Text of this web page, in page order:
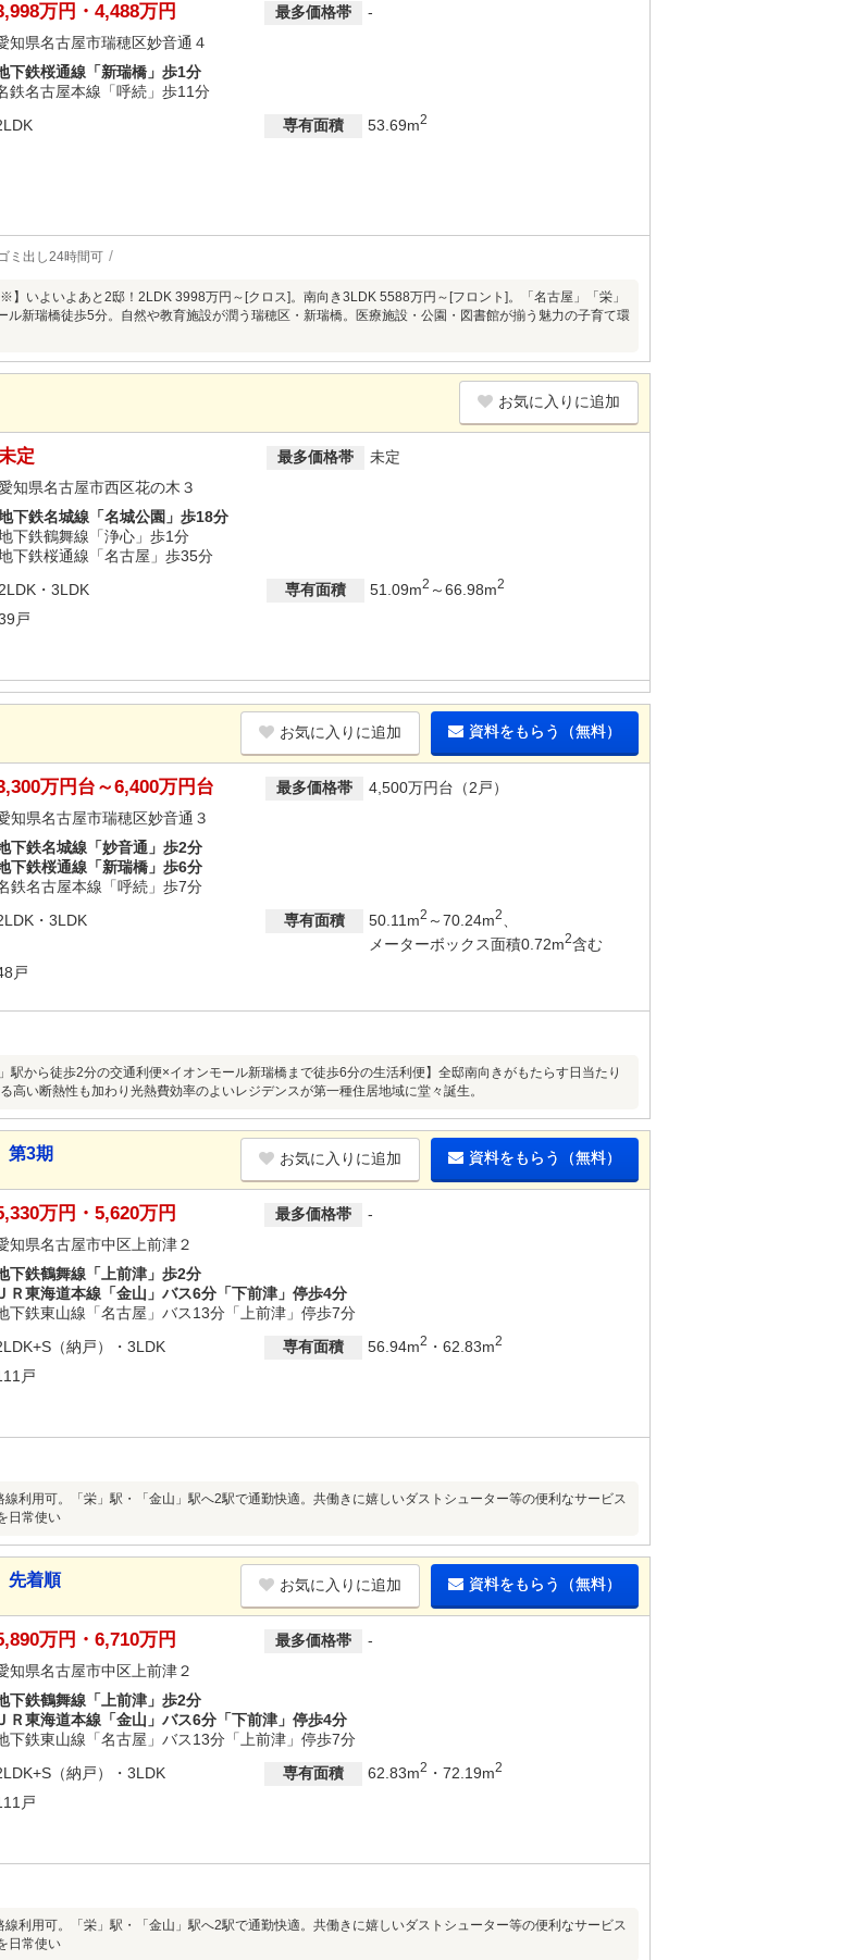
万円・4,488万円 最多価格帯
-
知県名古屋市瑞穂区妙音通４
下鉄桜通線「新瑞橋」歩1分
鉄名古屋本線「呼続」歩11分
専有面積 53.69m2
ミ出し24時間可
】いよいよあと2邸！2LDK 3998万円～[クロス]。南向き3LDK 5588万円～[フロント]。「名古屋」「栄」
ル新瑞橋徒歩5分。自然や教育施設が潤う瑞穂区・新瑞橋。医療施設・公園・図書館が揃う魅力の子育て環
お気に入りに追加
定 最多価格帯
未定
知県名古屋市西区花の木３
下鉄名城線「名城公園」歩18分
下鉄鶴舞線「浄心」歩1分
下鉄桜通線「名古屋」歩35分
2LDK・3LDK 専有面積 51.09m2 ～66.98m2
戸
お気に入りに追加 資料をもらう（無料）
万円台～6,400万円台 最多価格帯
4,500万円台（2戸）
知県名古屋市瑞穂区妙音通３
下鉄名城線「妙音通」歩2分
下鉄桜通線「新瑞橋」歩6分
鉄名古屋本線「呼続」歩7分
・3LDK 専有面積 50.11m2 ～70.24m2
メーターボックス面積0.72m2含む
戸
駅から徒歩2分の交通利便×イオンモール新瑞橋まで徒歩6分の生活利便】全邸南向きがもたらす日当たり
高い断熱性も加わり光熱費効率のよいレジデンスが第一種住居地域に堂々誕生。
第3期 お気に入りに追加 資料をもらう（無料）
万円・5,620万円 最多価格帯
-
知県名古屋市中区上前津２
下鉄鶴舞線「上前津」歩2分
ＪＲ東海道本線「金山」バス6分「下前津」停歩4分
下鉄東山線「名古屋」バス13分「上前津」停歩7分
（納戸）・3LDK 専有面積 56.94m2 ・62.83m2
戸
利用可。「栄」駅・「金山」駅へ2駅で通勤快適。共働きに嬉しいダストシューター等の便利なサービス
日常使い
先着順 お気に入りに追加 資料をもらう（無料）
万円・6,710万円 最多価格帯
-
知県名古屋市中区上前津２
下鉄鶴舞線「上前津」歩2分
ＪＲ東海道本線「金山」バス6分「下前津」停歩4分
下鉄東山線「名古屋」バス13分「上前津」停歩7分
（納戸）・3LDK 専有面積 62.83m2 ・72.19m2
戸
利用可。「栄」駅・「金山」駅へ2駅で通勤快適。共働きに嬉しいダストシューター等の便利なサービス
日常使い